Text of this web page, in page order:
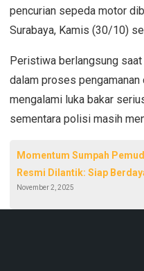
pencurian sepeda motor
Surabaya, Kamis (30/10)
Peristiwa berlangsung
dalam proses
mengalami luka bakar
sementara polisi masih
Momentum Sumpah
Resmi Dilantik: Siap
November 2, 2025